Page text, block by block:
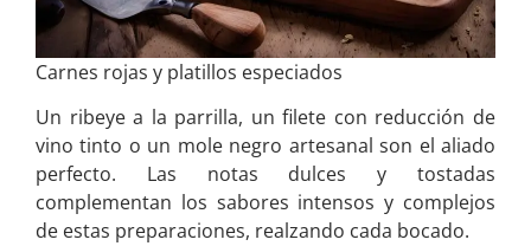
Carnes rojas y platillos especiados
Un ribeye a la parrilla, un filete con reducción de
vino tinto o un mole negro artesanal son el aliado
perfecto. Las notas dulces y tostadas
complementan los sabores intensos y complejos
de estas preparaciones, realzando cada bocado.